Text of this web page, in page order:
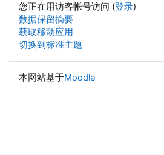
您正在用访客帐号访问 (登录)
‎数据保留摘要‎
获取移动应用
切换到标准主题
本网站基于Moodle